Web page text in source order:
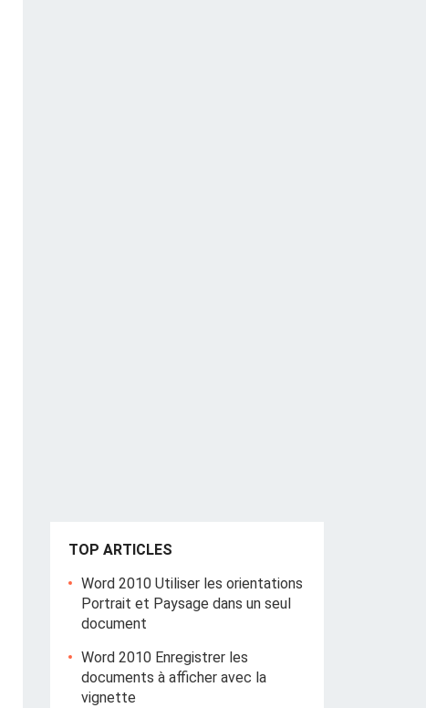
TOP ARTICLES
Word 2010 Utiliser les orientations
Portrait et Paysage dans un seul
document
Word 2010 Enregistrer les
documents à afficher avec la
vignette